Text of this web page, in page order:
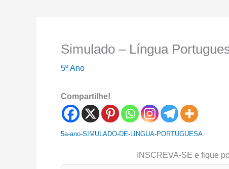
Simulado – Língua
5º Ano
Compartilhe!
5a-ano-SIMULADO-DE-LINGUA-PORTUGUESA
INSCREVA-SE e fique